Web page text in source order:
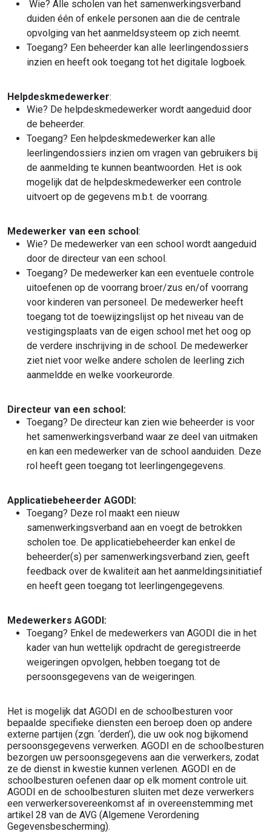
Wie? Alle scholen van het samenwerkingsverband
duiden één of enkele personen aan die de centrale
opvolging van het aanmeldsysteem op zich neemt.
Toegang? Een beheerder kan alle leerlingendossiers
inzien en heeft ook toegang tot het digitale logboek.
Helpdeskmedewerker:
Wie? De helpdeskmedewerker wordt aangeduid door
de beheerder.
Toegang? Een helpdeskmedewerker kan alle
leerlingendossiers inzien om vragen van gebruikers bij
de aanmelding te kunnen beantwoorden. Het is ook
mogelijk dat de helpdeskmedewerker een controle
uitvoert op de gegevens m.b.t. de voorrang.
Medewerker van een school:
Wie? De medewerker van een school wordt aangeduid
door de directeur van een school.
Toegang? De medewerker kan een eventuele controle
uitoefenen op de voorrang broer/zus en/of voorrang
voor kinderen van personeel. De medewerker heeft
toegang tot de toewijzingslijst op het niveau van de
vestigingsplaats van de eigen school met het oog op
de verdere inschrijving in de school. De medewerker
ziet niet voor welke andere scholen de leerling zich
aanmeldde en welke voorkeurorde.
Directeur van een school:
Toegang? De directeur kan zien wie beheerder is voor
het samenwerkingsverband waar ze deel van uitmaken
en kan een medewerker van de school aanduiden. Deze
rol heeft geen toegang tot leerlingengegevens.
Applicatiebeheerder AGODI:
Toegang? Deze rol maakt een nieuw
samenwerkingsverband aan en voegt de betrokken
scholen toe. De applicatiebeheerder kan enkel de
beheerder(s) per samenwerkingsverband zien, geeft
feedback over de kwaliteit aan het aanmeldingsinitiatief
en heeft geen toegang tot leerlingengegevens.
Medewerkers AGODI:
Toegang? Enkel de medewerkers van AGODI die in het
kader van hun wettelijk opdracht de geregistreerde
weigeringen opvolgen, hebben toegang tot de
persoonsgegevens van de weigeringen.
Het is mogelijk dat AGODI en de schoolbesturen voor
bepaalde specifieke diensten een beroep doen op andere
externe partijen (zgn. ‘derden’), die uw ook nog bijkomend
persoonsgegevens verwerken. AGODI en de schoolbesturen
bezorgen uw persoonsgegevens aan die verwerkers, zodat
ze de dienst in kwestie kunnen verlenen. AGODI en de
schoolbesturen oefenen daar op elk moment controle uit.
AGODI en de schoolbesturen sluiten met deze verwerkers
een verwerkersovereenkomst af in overeenstemming met
artikel 28 van de AVG (Algemene Verordening
Gegevensbescherming).